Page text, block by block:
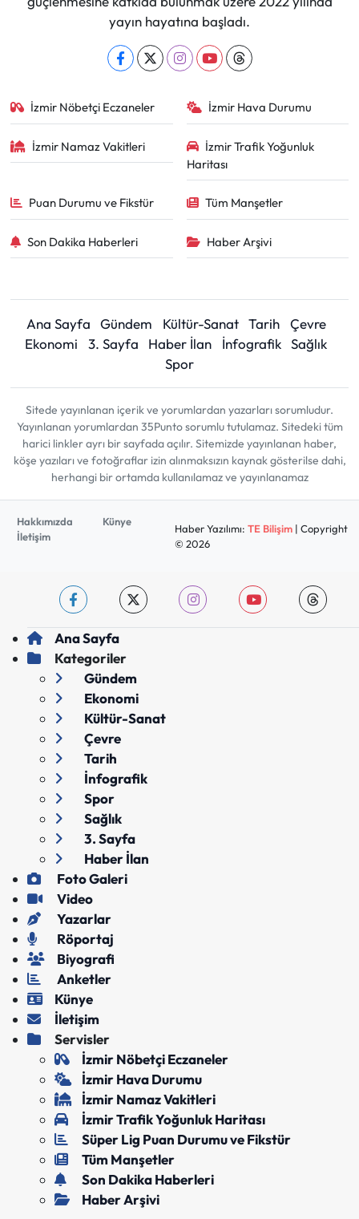
yayın hayatına başladı.
İzmir Nöbetçi Eczaneler İzmir Hava Durumu
İzmir Namaz Vakitleri
İzmir Trafik Yoğunluk
Haritası
Puan Durumu ve Fikstür Tüm Manşetler
Son Dakika Haberleri Haber Arşivi
Ana Sayfa Gündem Kültür-Sanat Tarih
Çevre
Ekonomi
3. Sayfa Haber İlan İnfografik Sağlık
Spor
Sitede yayınlanan içerik ve yorumlardan yazarları sorumludur.
Yayınlanan yorumlardan 35Punto sorumlu tutulamaz. Sitedeki tüm
harici linkler ayrı bir sayfada açılır. Sitemizde yayınlanan haber,
köşe yazıları ve fotoğraflar izin alınmaksızın kaynak gösterilse dahi,
herhangi bir ortamda kullanılamaz ve yayınlanamaz
Hakkımızda
Künye
İletişim
Haber Yazılımı: TE Bilişim| Copyright
© 2026
Ana Sayfa
Kategoriler
Gündem
Ekonomi
Kültür-Sanat
Çevre
Tarih
İnfografik
Spor
Sağlık
3. Sayfa
Haber İlan
Foto Galeri
Video
Yazarlar
Röportaj
Biyografi
Anketler
Künye
İletişim
Servisler
İzmir Nöbetçi Eczaneler
İzmir Hava Durumu
İzmir Namaz Vakitleri
İzmir Trafik Yoğunluk Haritası
Süper Lig Puan Durumu ve Fikstür
Tüm Manşetler
Son Dakika Haberleri
Haber Arşivi